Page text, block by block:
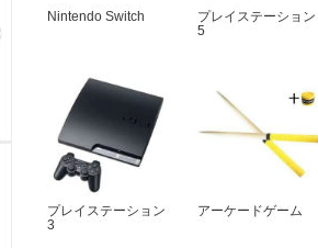
Nintendo Switch
プレイステーション
5
プレイステーション
3
アーケードゲーム